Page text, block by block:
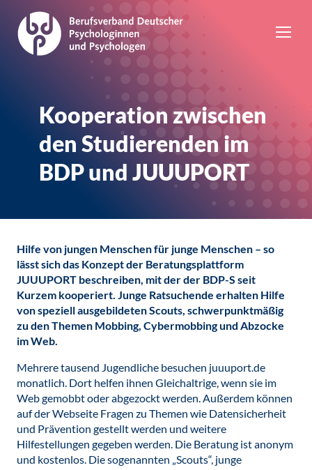
Kooperation zwischen
den Studierenden im
BDP und JUUUPORT
Hilfe von jungen Menschen für junge Menschen – so
lässt sich das Konzept der Beratungsplattform
JUUUPORT beschreiben, mit der der BDP-S seit
Kurzem kooperiert. Junge Ratsuchende erhalten Hilfe
von speziell ausgebildeten Scouts, schwerpunktmäßig
zu den Themen Mobbing, Cybermobbing und Abzocke
im Web.
Mehrere tausend Jugendliche besuchen juuuport.de
monatlich. Dort helfen ihnen Gleichaltrige, wenn sie im
Web gemobbt oder abgezockt werden. Außerdem können
auf der Webseite Fragen zu Themen wie Datensicherheit
und Prävention gestellt werden und weitere
Hilfestellungen gegeben werden. Die Beratung ist anonym
und kostenlos. Die sogenannten „Scouts“, junge